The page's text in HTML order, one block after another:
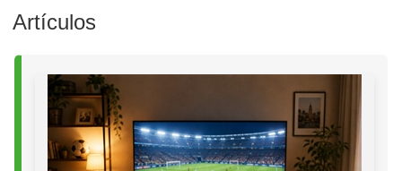
Artículos